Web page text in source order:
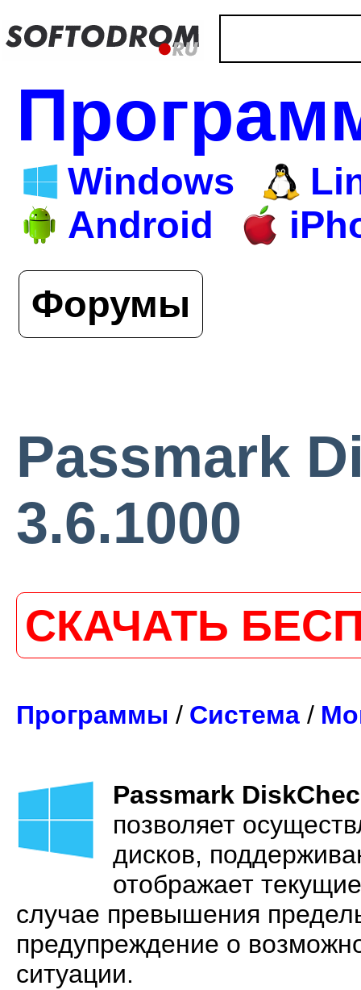
Windows
Android
Форумы
Passmark
3.6.1000
СКАЧАТЬ
Программы / Система /
Passmark
позволяет
дисков,
отображает
случае превышения
предупреждение о
ситуации.